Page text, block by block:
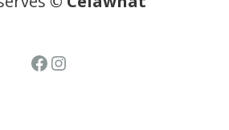
Facebook
Instagram